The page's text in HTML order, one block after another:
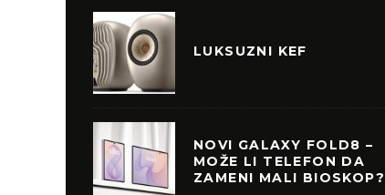
LUKSUZNI KEF
NOVI GALAXY FOLD8 –
MOŽE LI TELEFON DA
ZAMENI MALI BIOSKOP?